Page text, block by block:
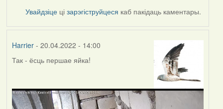
Увайдзіце цізарэгіструйцеся каб пакідаць каментары.
Harrier- 20.04.2022 - 14:00
Так - ёсць першае яйка!